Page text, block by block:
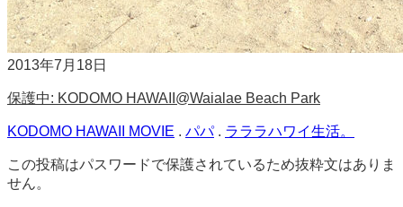
2013年7月18日
保護中: KODOMO HAWAII@Waialae Beach Park
KODOMO HAWAII MOVIE . パパ. ラララハワイ生活。
この投稿はパスワードで保護されているため抜粋文はありま
せん。